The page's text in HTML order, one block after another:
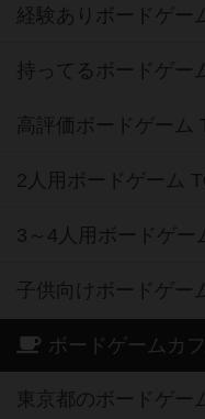
経験ありボードゲー
持ってるボードゲー
高評価ボードゲーム
2人用ボードゲーム
3～4人用ボードゲー
子供向けボードゲー
ボードゲームカ
東京都のボードゲー